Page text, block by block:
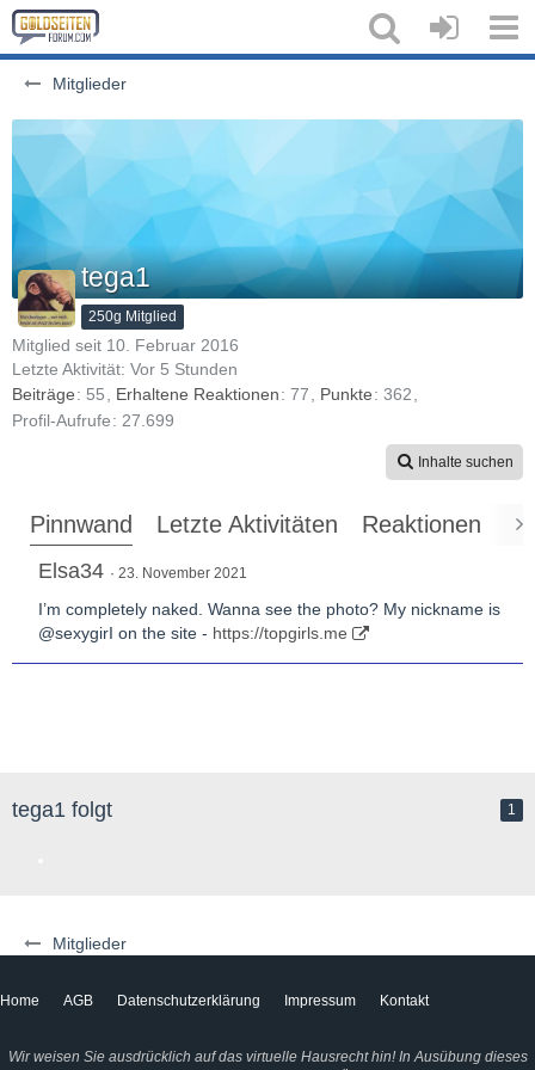
Mitglieder
Mitglieder
tega1
250g Mitglied
Mitglied seit 10. Februar 2016
Letzte Aktivität: Vor 5 Stunden
Beiträge
55 Erhaltene Reaktionen 77 Punkte
362
Profil-Aufrufe
27.699
Inhalte suchen
Pinnwand Letzte Aktivitäten Reaktionen
Elsa34 23. November 2021
I’m completely naked. Wanna see the photo? My nickname is
@sexygirI on the site - https://topgirls.me
tega1 folgt 1
Home AGB Datenschutzerklärung Impressum Kontakt
Wir weisen Sie ausdrücklich auf das virtuelle Hausrecht hin! In Ausübung dieses